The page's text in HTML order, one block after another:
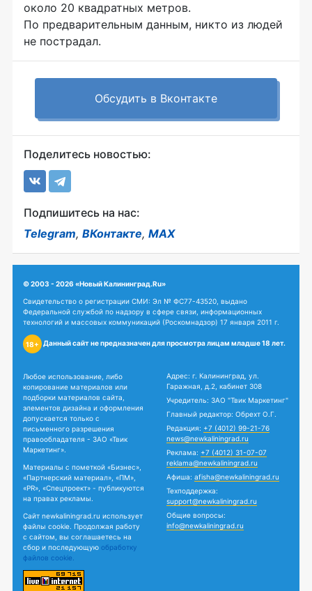
около 20 квадратных метров.
По предварительным данным, никто из людей
не пострадал.
Обсудить в Вконтакте
Поделитесь новостью:
Подпишитесь на нас:
Telegram, ВКонтакте, MAX
© 2003 - 2026 «Новый Калининград.Ru»
Свидетельство о регистрации СМИ: Эл № ФС77-43520, выдано
Федеральной службой по надзору в сфере связи, информационных
технологий и массовых коммуникаций (Роскомнадзор) 17 января 2011 г.
18+ Данный сайт не предназначен для просмотра лицам младше 18 лет.
Любое использование, либо
копирование материалов или
подборки материалов сайта,
элементов дизайна и оформления
допускается только с
письменного разрешения
правообладателя - ЗАО «Твик
Маркетинг».
Материалы с пометкой «Бизнес»,
«Партнерский материал», «ПМ»,
«PR», «Спецпроект» - публикуются
на правах рекламы.
Сайт newkaliningrad.ru использует
файлы cookie. Продолжая работу
с сайтом, вы соглашаетесь на
сбор и последующую обработку
файлов cookie.
Адрес: г. Калининград, ул.
Гаражная, д.2, кабинет 308
Учредитель: ЗАО "Твик Маркетинг"
Главный редактор: Обрехт О.Г.
Редакция: +7 (4012) 99-21-76
news@newkaliningrad.ru
Реклама: +7 (4012) 31-07-07
reklama@newkaliningrad.ru
Афиша: afisha@newkaliningrad.ru
Техподдержка:
support@newkaliningrad.ru
Общие вопросы:
info@newkaliningrad.ru